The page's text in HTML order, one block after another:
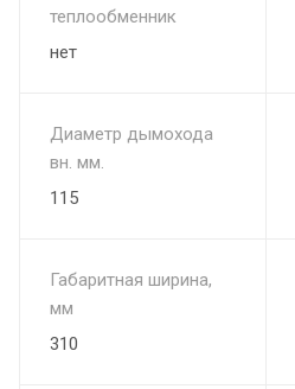
теплообменник
нет
Диаметр дымохода
вн. мм.
115
Габаритная ширина,
мм
310